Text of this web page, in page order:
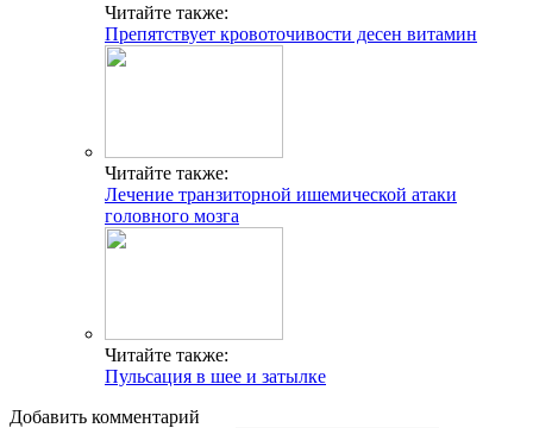
Читайте также:
Препятствует кровоточивости десен витамин
Читайте также:
Лечение транзиторной ишемической атаки
головного мозга
Читайте также:
Пульсация в шее и затылке
Добавить комментарий